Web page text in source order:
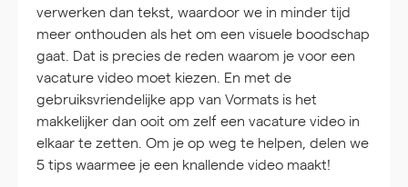
verwerken dan tekst, waardoor we in minder tijd
meer onthouden als het om een visuele boodschap
gaat. Dat is precies de reden waarom je voor een
vacature video moet kiezen. En met de
gebruiksvriendelijke app van Vormats is het
makkelijker dan ooit om zelf een vacature video in
elkaar te zetten. Om je op weg te helpen, delen we
5 tips waarmee je een knallende video maakt!